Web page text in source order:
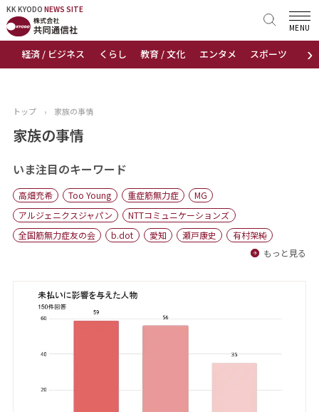
KK KYODO NEWS SITE
›
経済 / ビジネス くらし 教育 / 文化 エンタメ スポーツ 地域
MENU
KK KYODONEWS SITE
トップページ
ニュース
おすすめコンテンツ
出版物
会社概要
トップ › 家族の事情
家族の事情
いま注目のキーワード
高畑充希 Too Young 重症筋無力症
MG
アルジェニクスジャパン
NTTコミュニケーションズ
全国筋無力症友の会
b.dot 愛知 瀬戸康史
有村架純
もっと見る